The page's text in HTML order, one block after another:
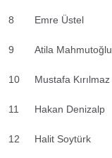
8 Emre Üstel
9 Atila Mahmutoğlu
10 Mustafa Kırılmaz
11 Hakan Denizalp
12 Halit Soytürk